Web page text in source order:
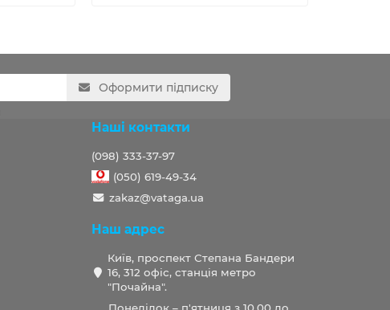
Оформити підписку
Наші контакти
(098) 333-37-97
(050) 619-49-34
zakaz@vataga.ua
Наш адрес
Київ, проспект Степана Бандери
16, 312 офіс, станція метро
"Почайна".